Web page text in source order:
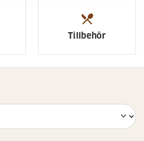
restaurant_menu
Tillbehör